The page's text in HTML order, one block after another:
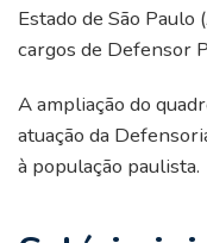
Estado de São
cargos de Defensor
A ampliação do
atuação da
à população paulista.